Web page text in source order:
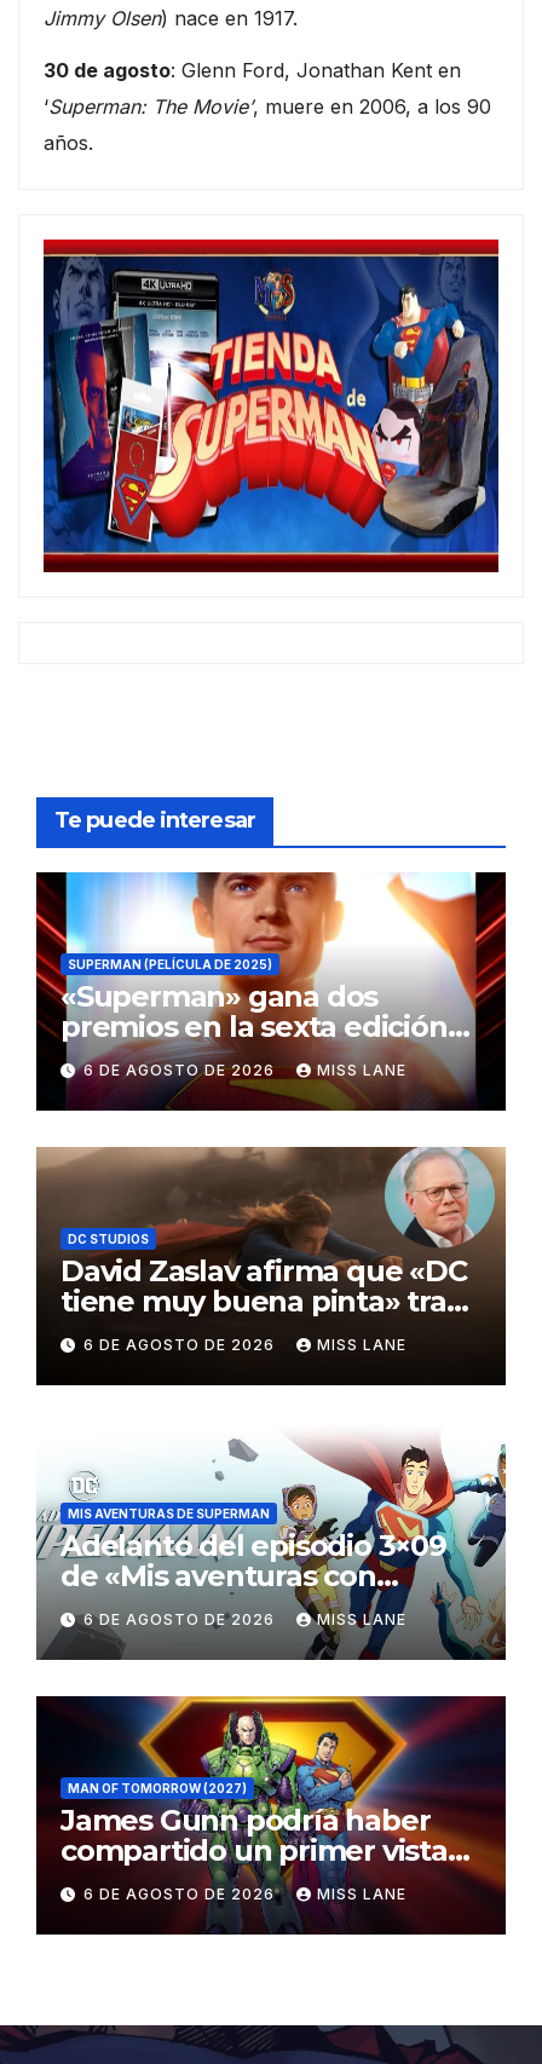
Jimmy Olsen) nace en 1917.
30 de agosto: Glenn Ford, Jonathan Kent en
‘Superman: The Movie’, muere en 2006, a los 90
años.
Te puede interesar
SUPERMAN (PELÍCULA DE 2025)
«Superman» gana dos
premios en la sexta edición
de los Critics Choice Super
Awards
6 DE AGOSTO DE 2026 MISS LANE
DC STUDIOS
David Zaslav afirma que «DC
tiene muy buena pinta» tras
el fracaso de «Supergirl»
6 DE AGOSTO DE 2026 MISS LANE
MIS AVENTURAS DE SUPERMAN
Adelanto del episodio 3×09
de «Mis aventuras con
Superman»
6 DE AGOSTO DE 2026 MISS LANE
MAN OF TOMORROW (2027)
James Gunn podría haber
compartido un primer vistazo
al traje de Brainiac
6 DE AGOSTO DE 2026 MISS LANE